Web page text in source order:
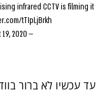
infrared CCTV is filming it
tTIpLjBrkh
— Daily Star (@dailystar)
2020
עד עכשיו לא ברור